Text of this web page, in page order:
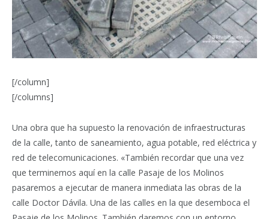
[/column]
[/columns]
Una obra que ha supuesto la renovación de infraestructuras
de la calle, tanto de saneamiento, agua potable, red eléctrica y
red de telecomunicaciones. «También recordar que una vez
que terminemos aquí en la calle Pasaje de los Molinos
pasaremos a ejecutar de manera inmediata las obras de la
calle Doctor Dávila. Una de las calles en la que desemboca el